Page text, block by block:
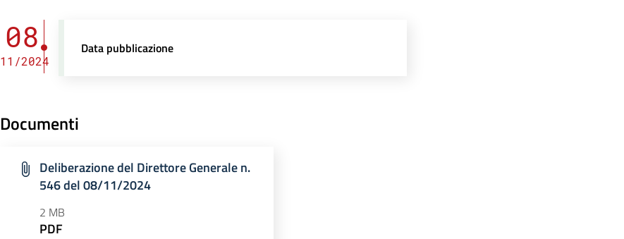
08
11/2024
Data pubblicazione
Documenti
Deliberazione del Direttore Generale n.
546 del 08/11/2024
2 MB
PDF